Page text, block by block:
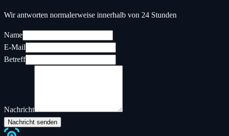
Wir antworten normalerweise innerhalb von 24 Stunden
Name
E-Mail
Betreff
Nachricht
Nachricht senden